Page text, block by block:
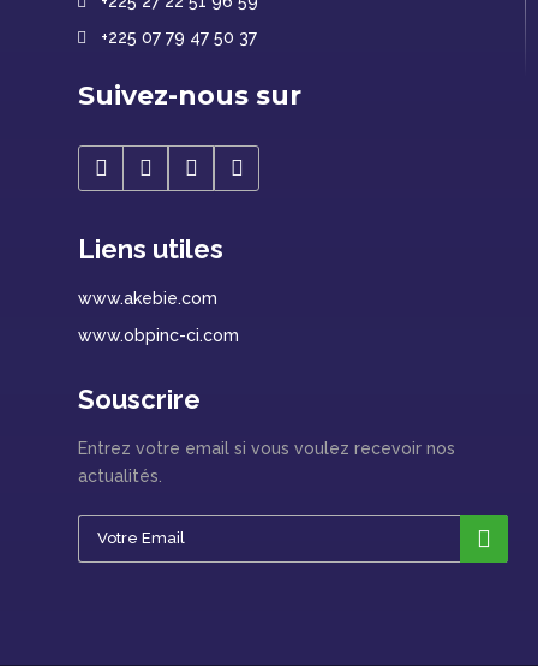
+225 07 79 47 50 37
Suivez-nous sur
Liens utiles
www.akebie.com
www.obpinc-ci.com
Souscrire
Entrez votre email si vous voulez recevoir nos
actualités.